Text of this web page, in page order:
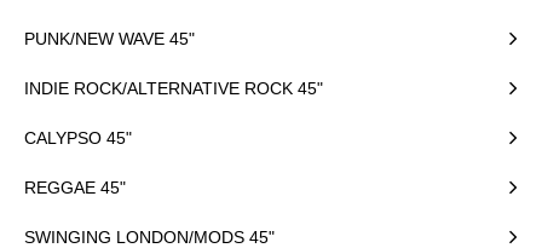
PUNK/NEW WAVE 45"
INDIE ROCK/ALTERNATIVE ROCK 45"
CALYPSO 45"
REGGAE 45"
SWINGING LONDON/MODS 45"